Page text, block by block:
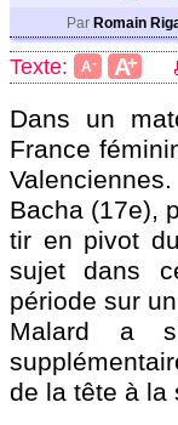
Par Romain
Texte: A- A+
Dans un
France
Bacha (17e),
tir en pivot
sujet dans
période sur
Malard a
de la tête à la